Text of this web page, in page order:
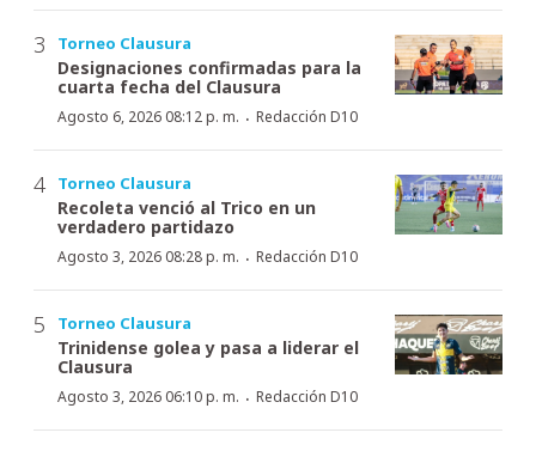
Torneo Clausura
Designaciones confirmadas para la
cuarta fecha del Clausura
Agosto 6, 2026 08:12 p. m. · Redacción D10
Torneo Clausura
Recoleta venció al Trico en un
verdadero partidazo
Agosto 3, 2026 08:28 p. m. · Redacción D10
Torneo Clausura
Trinidense golea y pasa a liderar el
Clausura
Agosto 3, 2026 06:10 p. m. · Redacción D10